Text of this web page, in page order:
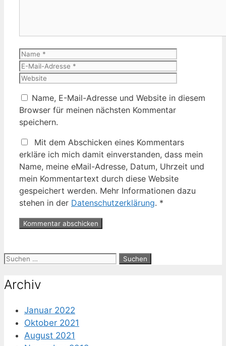
Name
Name, E-Mail-Adresse und Website in diesem
Browser für meinen nächsten Kommentar
speichern.
Mit dem Abschicken eines Kommentars
erkläre ich mich damit einverstanden, dass mein
Name, meine eMail-Adresse, Datum, Uhrzeit und
mein Kommentartext durch diese Website
gespeichert werden. Mehr Informationen dazu
stehen in der Datenschutzerklärung. *
Suche
Archiv
Januar 2022
Oktober 2021
August 2021